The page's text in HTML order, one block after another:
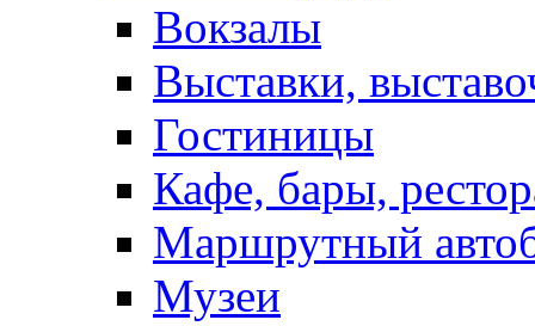
Вокзалы
Выставки,
Гостиницы
Кафе, бары,
Маршрутный
Музеи